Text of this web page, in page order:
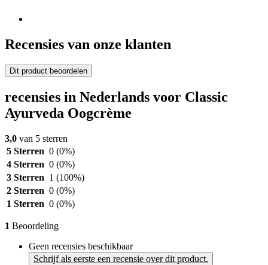
Recensies van onze klanten
Dit product beoordelen
recensies in Nederlands voor Classic
Ayurveda Oogcrème
3,0 van 5 sterren
5 Sterren 0 (0%)
4 Sterren 0 (0%)
3 Sterren 1 (100%)
2 Sterren 0 (0%)
1 Sterren 0 (0%)
1 Beoordeling
Geen recensies beschikbaar
Schrijf als eerste een recensie over dit product.